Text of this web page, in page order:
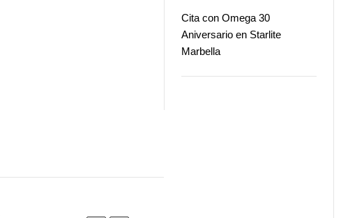
Cita con Omega 30
Aniversario en Starlite
Marbella